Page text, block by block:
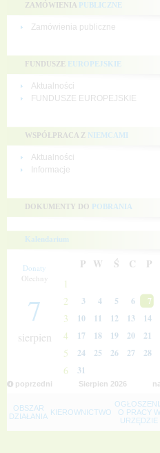
ZAMÓWIENIA PUBLICZNE
Zamówienia publiczne
FUNDUSZE EUROPEJSKIE
Aktualności
FUNDUSZE EUROPEJSKIE
WSPÓŁPRACA Z NIEMCAMI
Aktualności
Informacje
DOKUMENTY DO POBRANIA
Kalendarium
Donaty
Olechny
7
sierpien
P W Ś C P
1
2 3 4 5 6 7
3 10 11 12 13 14
4 17 18 19 20 21
5 24 25 26 27 28
6 31
poprzedni Sierpien 2026
OBSZAR
DZIAŁANIA KIEROWNICTWO
O PRACY W
URZĘDZIE